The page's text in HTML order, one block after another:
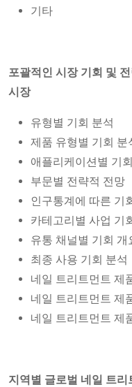
기타
포괄적인 시장 기회 및
시장
유형별 기회 분석
제품 유형별 기회 분
애플리케이션별 기
부문별 전략적 전망
인구통계에 따른 기
카테고리별 사업 기
유통 채널별 기회 개
최종 사용 기회 분석
네일 트리트먼트 제
네일 트리트먼트 제
네일 트리트먼트 제
지역별 글로벌 네일 트